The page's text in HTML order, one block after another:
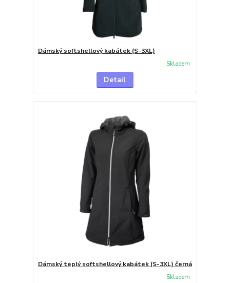
Dámský softshellový kabátek (S-3XL)
Skladem
Detail
Dámský teplý softshellový kabátek (S-3XL) černá
Skladem